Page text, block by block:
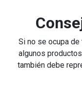
Si no se ocupa
algunos
también debe